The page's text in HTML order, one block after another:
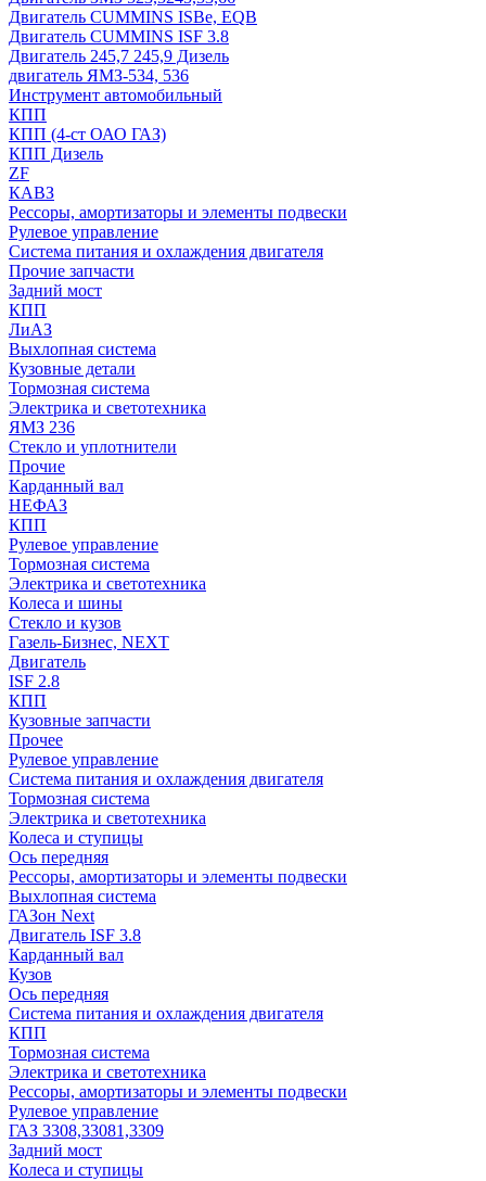
Двигатель CUMMINS ISBe, EQB
Двигатель CUMMINS ISF 3.8
Двигатель 245,7 245,9 Дизель
двигатель ЯМЗ-534, 536
Инструмент автомобильный
КПП
КПП (4-ст ОАО ГАЗ)
КПП Дизель
ZF
КАВЗ
Рессоры, амортизаторы и элементы подвески
Рулевое управление
Система питания и охлаждения двигателя
Прочие запчасти
Задний мост
КПП
ЛиАЗ
Выхлопная система
Кузовные детали
Тормозная система
Электрика и светотехника
ЯМЗ 236
Стекло и уплотнители
Прочие
Карданный вал
НЕФАЗ
КПП
Рулевое управление
Тормозная система
Электрика и светотехника
Колеса и шины
Стекло и кузов
Газель-Бизнес, NEXT
Двигатель
ISF 2.8
КПП
Кузовные запчасти
Прочее
Рулевое управление
Система питания и охлаждения двигателя
Тормозная система
Электрика и светотехника
Колеса и ступицы
Ось передняя
Рессоры, амортизаторы и элементы подвески
Выхлопная система
ГАЗон Next
Двигатель ISF 3.8
Карданный вал
Кузов
Ось передняя
Система питания и охлаждения двигателя
КПП
Тормозная система
Электрика и светотехника
Рессоры, амортизаторы и элементы подвески
Рулевое управление
ГАЗ 3308,33081,3309
Задний мост
Колеса и ступицы